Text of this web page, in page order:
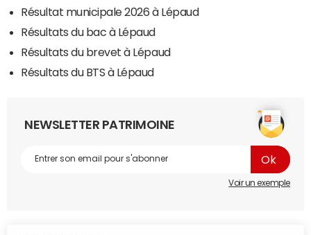
Résultat municipale 2026 à Lépaud
Résultats du bac à Lépaud
Résultats du brevet à Lépaud
Résultats du BTS à Lépaud
NEWSLETTER PATRIMOINE
Voir un exemple